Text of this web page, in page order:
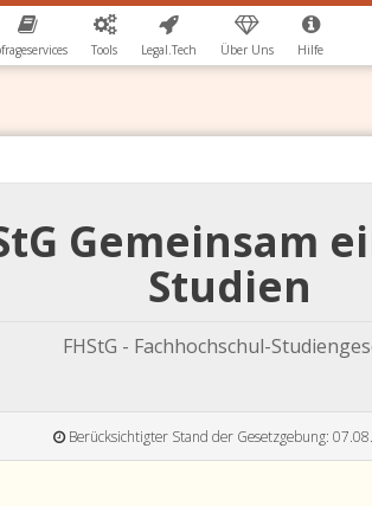
Tools Legal.Tech Über Uns Hilfe
Gemeinsam
Studien
FHStG - Fachhochschul-
Berücksichtigter Stand der Gesetzgebung: